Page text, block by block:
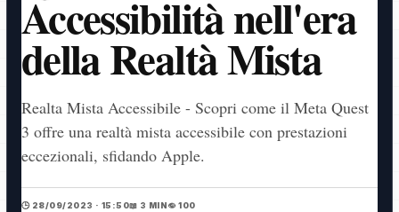
Accessibilità nell'era
della Realtà Mista
Realta Mista Accessibile - Scopri come il Meta Quest
3 offre una realtà mista accessibile con prestazioni
eccezionali, sfidando Apple.
🕒 28/09/2023 · 15:50📖 3 MIN👁️ 100